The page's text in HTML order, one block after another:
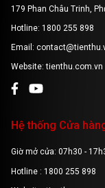
179 Phan Châu Trinh,
Hotline: 1800 255 898
Email:
Website: tienthu.com.vn
Hệ thống Cửa
Giờ mở cửa: 07h30 -
Hotline : 1800 255 898